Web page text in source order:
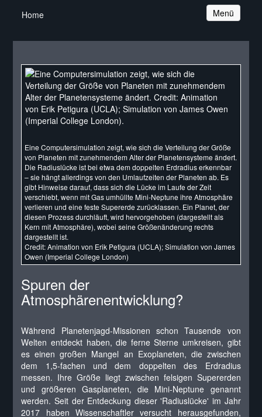
Navigation
Menü
Home
Eine Computersimulation zeigt, wie sich die Verteilung der Größe
von Planeten mit zunehmendem Alter der Planetensysteme ändert.
Die Radiuslücke ist bei etwa dem doppelten Erdradius erkennbar
– sie hängt allerdings von den Umlaufzeiten der Planeten ab. Es
gibt Hinweise darauf, dass sich die Lücke im Laufe der Zeit
verschiebt, wenn mit Gas umhüllte Mini-Neptune ihre Atmosphäre
verlieren und eine feste Supererde zurücklassen. Ein Planet, der
diesen Prozess durchläuft, wird hervorgehoben (dargestellt als
Kern mit Atmosphäre), wobei seine Größenänderung rechts
dargestellt ist.
Credit: Animation von Erik Petigura (UCLA); Simulation von James
Owen (Imperial College London)
Spuren der
Atmosphärenentwicklung?
Während Planetenjagd-Missionen schon Tausende von
Welten entdeckt haben, die ferne Sterne umkreisen, gibt
es einen großen Mangel an Exoplaneten, die zwischen
dem 1,5-fachen und dem doppelten des Erdradius
messen. Ihre Größe liegt zwischen felsigen Supererden
und größeren Gasplaneten, die Mini-Neptune genannt
werden. Seit der Entdeckung dieser 'Radiuslücke' im Jahr
2017 haben Wissenschaftler versucht herausgefunden,